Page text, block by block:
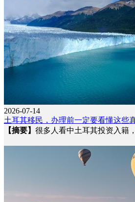
2026-07-14
土耳其移民，办理前一定要看懂这些
【摘要】 很多人看中土耳其投资入籍